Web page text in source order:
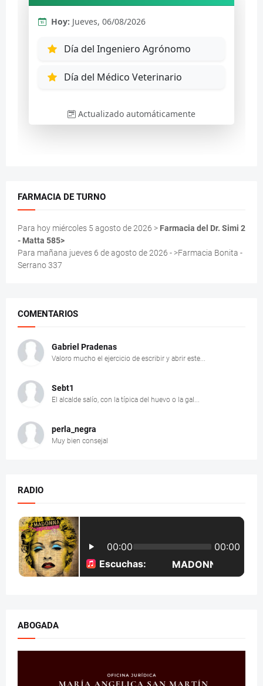
FARMACIA DE TURNO
Para hoy miércoles 5 agosto de 2026 > Farmacia del Dr. Simi 2
- Matta 585>
Para mañana jueves 6 de agosto de 2026 - >Farmacia Bonita -
Serrano 337
COMENTARIOS
Gabriel Pradenas
Valoro mucho el ejercicio de escribir y abrir este...
Sebt1
El alcalde salío, con la típica del huevo o la gal...
perla_negra
Muy bien consejal
RADIO
ABOGADA